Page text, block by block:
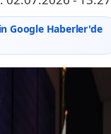
Google Haberler'de